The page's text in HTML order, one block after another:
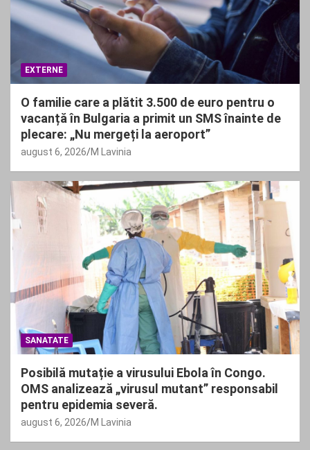
EXTERNE
O familie care a plătit 3.500 de euro pentru o
vacanță în Bulgaria a primit un SMS înainte de
plecare: „Nu mergeți la aeroport”
august 6, 2026 M Lavinia
SANATATE
Posibilă mutație a virusului Ebola în Congo.
OMS analizează „virusul mutant” responsabil
pentru epidemia severă.
august 6, 2026 M Lavinia